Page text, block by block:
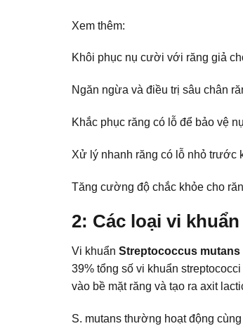
Xem thêm:
Khôi phục nụ cười với răng giả
Ngăn ngừa và điều trị sâu chân
Khắc phục răng có lỗ để bảo vệ
Xử lý nhanh răng có lỗ nhỏ trước
Tăng cường độ chắc khỏe cho
2: Các loại vi
Vi khuẩn Streptococcus mutans
39% tổng số vi khuẩn
vào bề mặt răng và tạo ra axit
S. mutans thường hoạt động